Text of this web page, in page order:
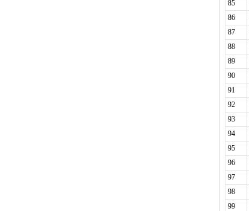
85
86
87
88
89
90
91
92
93
94
95
96
97
98
99